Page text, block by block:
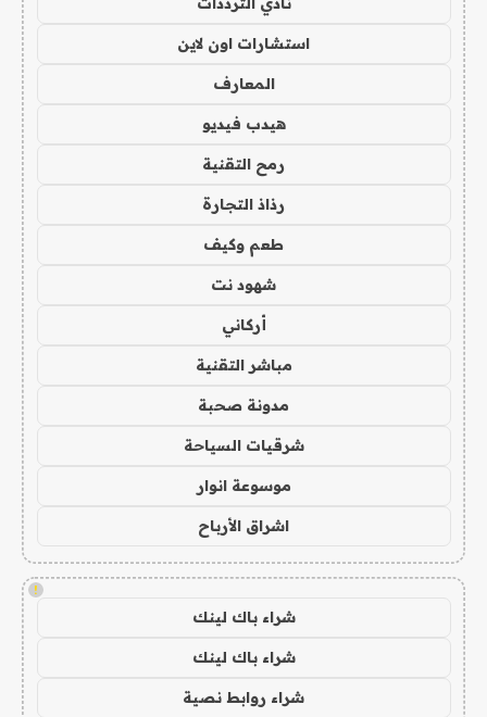
استشارات اون لاين
المعارف
هيدب فيديو
رمح التقنية
رذاذ التجارة
طعم وكيف
شهود نت
أركاني
مباشر التقنية
مدونة صحبة
شرقيات السياحة
موسوعة انوار
اشراق الأرباح
!
شراء باك لينك
شراء باك لينك
شراء روابط نصية